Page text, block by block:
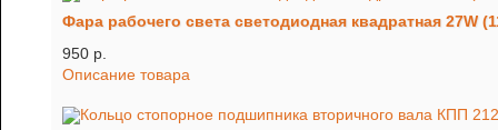
Фара рабочего света светодиодная квадратная 27W
950 p.
Описание товара